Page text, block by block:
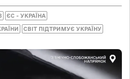
ЄС - УКРАЇНА
СВІТ ПІДТРИМУЄ УКРАЇНУ